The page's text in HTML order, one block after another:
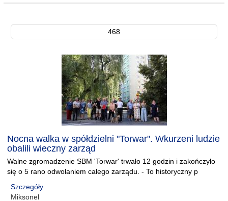
468
Nocna walka w spółdzielni "Torwar". Wkurzeni ludzie
obalili wieczny zarząd
Walne zgromadzenie SBM 'Torwar' trwało 12 godzin i zakończyło
się o 5 rano odwołaniem całego zarządu. - To historyczny p
Szczegóły
Miksonel